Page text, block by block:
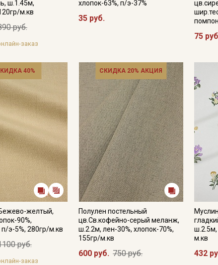
ш.1.45м,
м.кв
руб.
заказ
хлопок-63%, п/э-37%
35 руб.
75
40%
желтый,
90%,
п/э-5%, 280гр/м.кв
руб.
заказ
СКИДКА 20% АКЦИЯ
Полулен постельный
цв.Св.кофейно-серый меланж,
ш.2.2м, лен-30%, хлопок-70%,
155гр/м.кв
600 руб. 750 руб.
ш.2.5м,
м.кв
432